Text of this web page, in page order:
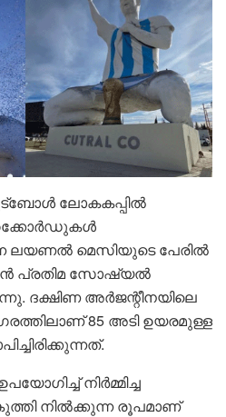
ലോകകപ്പിൽ
ലയണൽ മെസിയുടെ പേരിൽ
പ്രതിമ സോഷ്യൽ
ദക്ഷിണ അർജന്റീനയിലെ
85 അടി ഉയരമുള്ള
നിർമ്മിച്ച
നിൽക്കുന്ന രൂപമാണ്